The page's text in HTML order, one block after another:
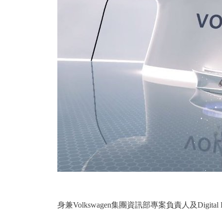
身兼Volkswagen集團資訊部專案負責人及Digital